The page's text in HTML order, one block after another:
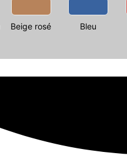
Beige rosé Bleu